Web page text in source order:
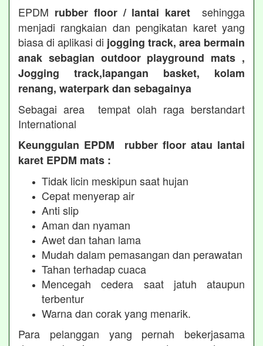
EPDM rubber floor / lantai karet sehingga
menjadi rangkaian dan pengikatan karet yang
biasa di aplikasi di jogging track, area bermain
anak sebagian outdoor playground mats ,
Jogging track,lapangan basket, kolam
renang, waterpark dan sebagainya
Sebagai area tempat olah raga berstandart
International
Keunggulan EPDM rubber floor atau lantai
karet EPDM mats :
Tidak licin meskipun saat hujan
Cepat menyerap air
Anti slip
Aman dan nyaman
Awet dan tahan lama
Mudah dalam pemasangan dan perawatan
Tahan terhadap cuaca
Mencegah cedera saat jatuh ataupun
terbentur
Warna dan corak yang menarik.
Para pelanggan yang pernah bekerjasama